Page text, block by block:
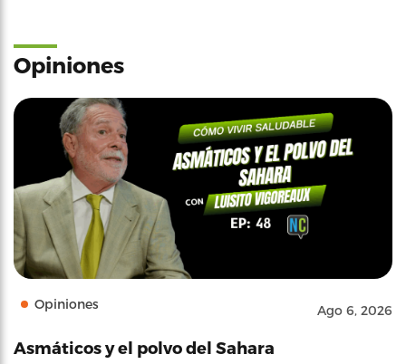
Opiniones
Opiniones Ago 6, 2026
Asmáticos y el polvo del Sahara